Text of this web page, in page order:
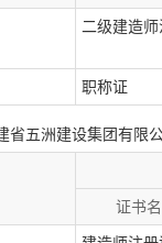
二级建造
职称证
省五洲建设集团有限
证书